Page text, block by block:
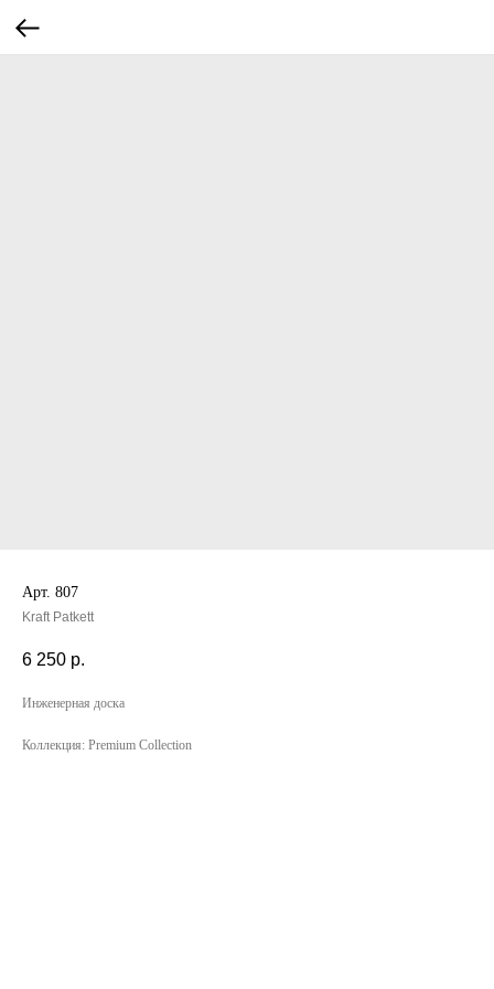
Арт. 807
Kraft Patkett
6 250 р.
Инженерная доска
Коллекция: Premium Collection